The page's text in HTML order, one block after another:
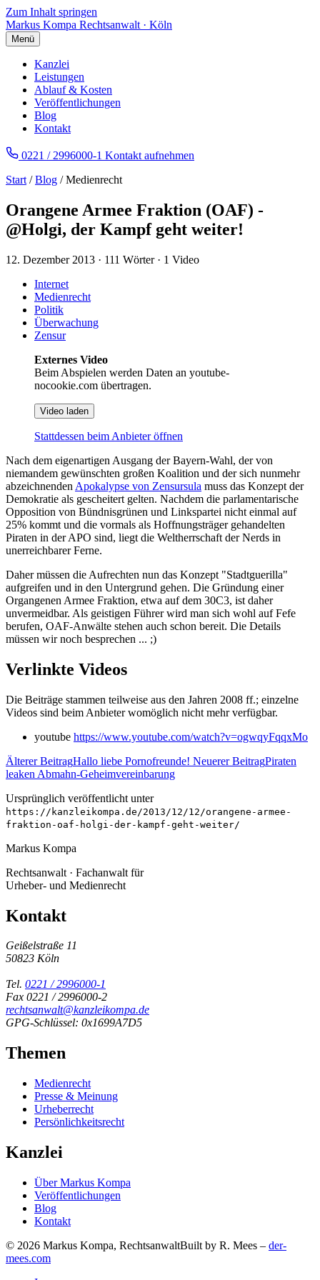
Zum Inhalt springen
Markus Kompa Rechtsanwalt · Köln
Menü
Kanzlei
Leistungen
Ablauf & Kosten
Veröffentlichungen
Blog
Kontakt
0221 / 2996000-1 Kontakt aufnehmen
Start /Blog / Medienrecht
Orangene Armee Fraktion (OAF) -
@Holgi, der Kampf geht weiter!
12. Dezember 2013 · 111 Wörter · 1 Video
Internet
Medienrecht
Politik
Überwachung
Zensur
Externes Video
Beim Abspielen werden Daten an youtube-
nocookie.com übertragen.
Video laden
Stattdessen beim Anbieter öffnen
Nach dem eigenartigen Ausgang der Bayern-Wahl, der von
niemandem gewünschten großen Koalition und der sich nunmehr
abzeichnenden Apokalypse von Zensursula muss das Konzept der
Demokratie als gescheitert gelten. Nachdem die parlamentarische
Opposition von Bündnisgrünen und Linkspartei nicht einmal auf
25% kommt und die vormals als Hoffnungsträger gehandelten
Piraten in der APO sind, liegt die Weltherrschaft der Nerds in
unerreichbarer Ferne.
Daher müssen die Aufrechten nun das Konzept "Stadtguerilla"
aufgreifen und in den Untergrund gehen. Die Gründung einer
Organgenen Armee Fraktion, etwa auf dem 30C3, ist daher
unvermeidbar. Als geistigen Führer wird man sich wohl auf Fefe
berufen, OAF-Anwälte stehen auch schon bereit. Die Details
müssen wir noch besprechen ... ;)
Verlinkte Videos
Die Beiträge stammen teilweise aus den Jahren 2008 ff.; einzelne
Videos sind beim Anbieter womöglich nicht mehr verfügbar.
youtube https://www.youtube.com/watch?v=ogwqyFqqxMo
Älterer BeitragHallo liebe Pornofreunde! Neuerer BeitragPiraten
leaken Abmahn-Geheimvereinbarung
Ursprünglich veröffentlicht unter
https://kanzleikompa.de/2013/12/12/orangene-armee-
fraktion-oaf-holgi-der-kampf-geht-weiter/
Markus Kompa
Rechtsanwalt · Fachanwalt für
Urheber- und Medienrecht
Kontakt
Geißelstraße 11
50823 Köln
Tel. 0221 / 2996000-1
Fax 0221 / 2996000-2
rechtsanwalt@kanzleikompa.de
GPG-Schlüssel: 0x1699A7D5
Themen
Medienrecht
Presse & Meinung
Urheberrecht
Persönlichkeitsrecht
Kanzlei
Über Markus Kompa
Veröffentlichungen
Blog
Kontakt
© 2026 Markus Kompa, RechtsanwaltBuilt by R. Mees – der-
mees.com